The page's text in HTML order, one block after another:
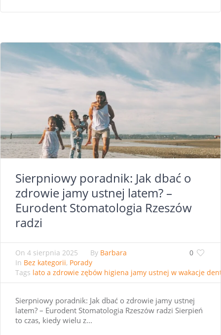
Sierpniowy poradnik: Jak dbać o
zdrowie jamy ustnej latem? –
Eurodent Stomatologia Rzeszów
radzi
0
On 4 sierpnia 2025 By Barbara
In Bez kategorii, Porady
Tags lato a zdrowie zębów higiena jamy ustnej w wakacje
Sierpniowy poradnik: Jak dbać o zdrowie jamy ustnej
latem? – Eurodent Stomatologia Rzeszów radzi Sierpień
to czas, kiedy wielu z...